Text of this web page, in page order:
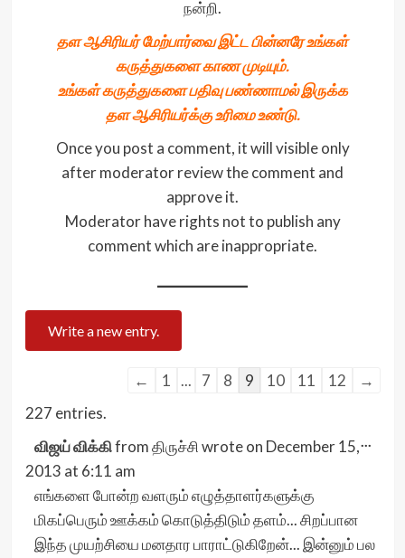
நன்றி.
தள ஆசிரியர் மேற்பார்வை இட்ட பின்னரே உங்கள்
கருத்துகளை காண முடியும்.
உங்கள் கருத்துகளை பதிவு பண்ணாமல் இருக்க
தள ஆசிரியர்க்கு உரிமை உண்டு.
Once you post a comment, it will visible only
after moderator review the comment and
approve it.
Moderator have rights not to publish any
comment which are inappropriate.
Guestbook
← 1 ... 7 8 9 10 11 12
→
227 entries.
விஜய் விக்கிfromதிருச்சி wrote on December 15,
2013 at 6:11 am
எங்களை போன்ற வளரும் எழுத்தாளர்களுக்கு
மிகப்பெரும் ஊக்கம் கொடுத்திடும் தளம்... சிறப்பான
இந்த முயற்சியை மனதார பாராட்டுகிறேன்... இன்னும் பல
...